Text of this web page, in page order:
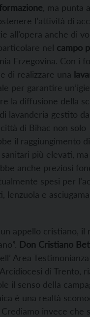
, ma punta a
l’attività di
all’opera anche di
nel campo
Erzegovina. Con i
di realizzare una
per garantire
la diffusione della
lavanderia gestito
di Bihac non solo
il raggiungimento
più elevati, ma
anche preziosi
spesi per
lenzuola e
appello cristiano, il
Don Cristiano
Area
di Trento,
il senso della
è una realtà
invece che